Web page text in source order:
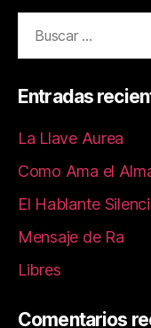
Entradas
La Llave Aurea
Como Ama el
El Hablante
Mensaje de Ra
Libres
Comentarios